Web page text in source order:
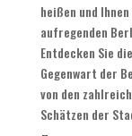
heißen und
aufregenden
Entdecken Sie
Gegenwart der
von den
Schätzen der